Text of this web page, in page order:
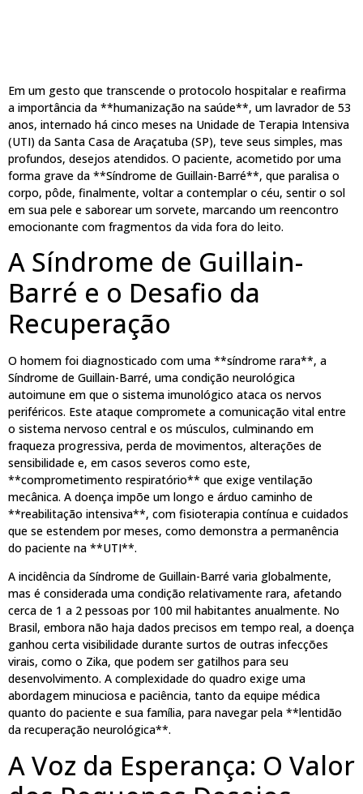
Em um gesto que transcende o protocolo hospitalar e reafirma
a importância da **humanização na saúde**, um lavrador de 53
anos, internado há cinco meses na Unidade de Terapia Intensiva
(UTI) da Santa Casa de Araçatuba (SP), teve seus simples, mas
profundos, desejos atendidos. O paciente, acometido por uma
forma grave da **Síndrome de Guillain-Barré**, que paralisa o
corpo, pôde, finalmente, voltar a contemplar o céu, sentir o sol
em sua pele e saborear um sorvete, marcando um reencontro
emocionante com fragmentos da vida fora do leito.
A Síndrome de Guillain-
Barré e o Desafio da
Recuperação
O homem foi diagnosticado com uma **síndrome rara**, a
Síndrome de Guillain-Barré, uma condição neurológica
autoimune em que o sistema imunológico ataca os nervos
periféricos. Este ataque compromete a comunicação vital entre
o sistema nervoso central e os músculos, culminando em
fraqueza progressiva, perda de movimentos, alterações de
sensibilidade e, em casos severos como este,
**comprometimento respiratório** que exige ventilação
mecânica. A doença impõe um longo e árduo caminho de
**reabilitação intensiva**, com fisioterapia contínua e cuidados
que se estendem por meses, como demonstra a permanência
do paciente na **UTI**.
A incidência da Síndrome de Guillain-Barré varia globalmente,
mas é considerada uma condição relativamente rara, afetando
cerca de 1 a 2 pessoas por 100 mil habitantes anualmente. No
Brasil, embora não haja dados precisos em tempo real, a doença
ganhou certa visibilidade durante surtos de outras infecções
virais, como o Zika, que podem ser gatilhos para seu
desenvolvimento. A complexidade do quadro exige uma
abordagem minuciosa e paciência, tanto da equipe médica
quanto do paciente e sua família, para navegar pela **lentidão
da recuperação neurológica**.
A Voz da Esperança: O Valor